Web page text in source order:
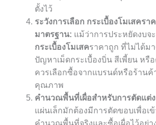
ตั้งไว้
ระวังการเลือก กระเบื้องโมเสครา
มาตรฐาน: แม้ว่าการประหยัดงบจ
กระเบื้องโมเสคราคาถูก ที่ไม่ได้ม
ปัญหาเม็ดกระเบื้องบิ่น สีเพี้ยน หรื
ควรเลือกซื้อจากแบรนด์หรือร้าน
คุณภาพ
คำนวณพื้นที่เผื่อสำหรับการตัดแต่
แผ่นเล็กมักต้องมีการตัดขอบเพื่อเ